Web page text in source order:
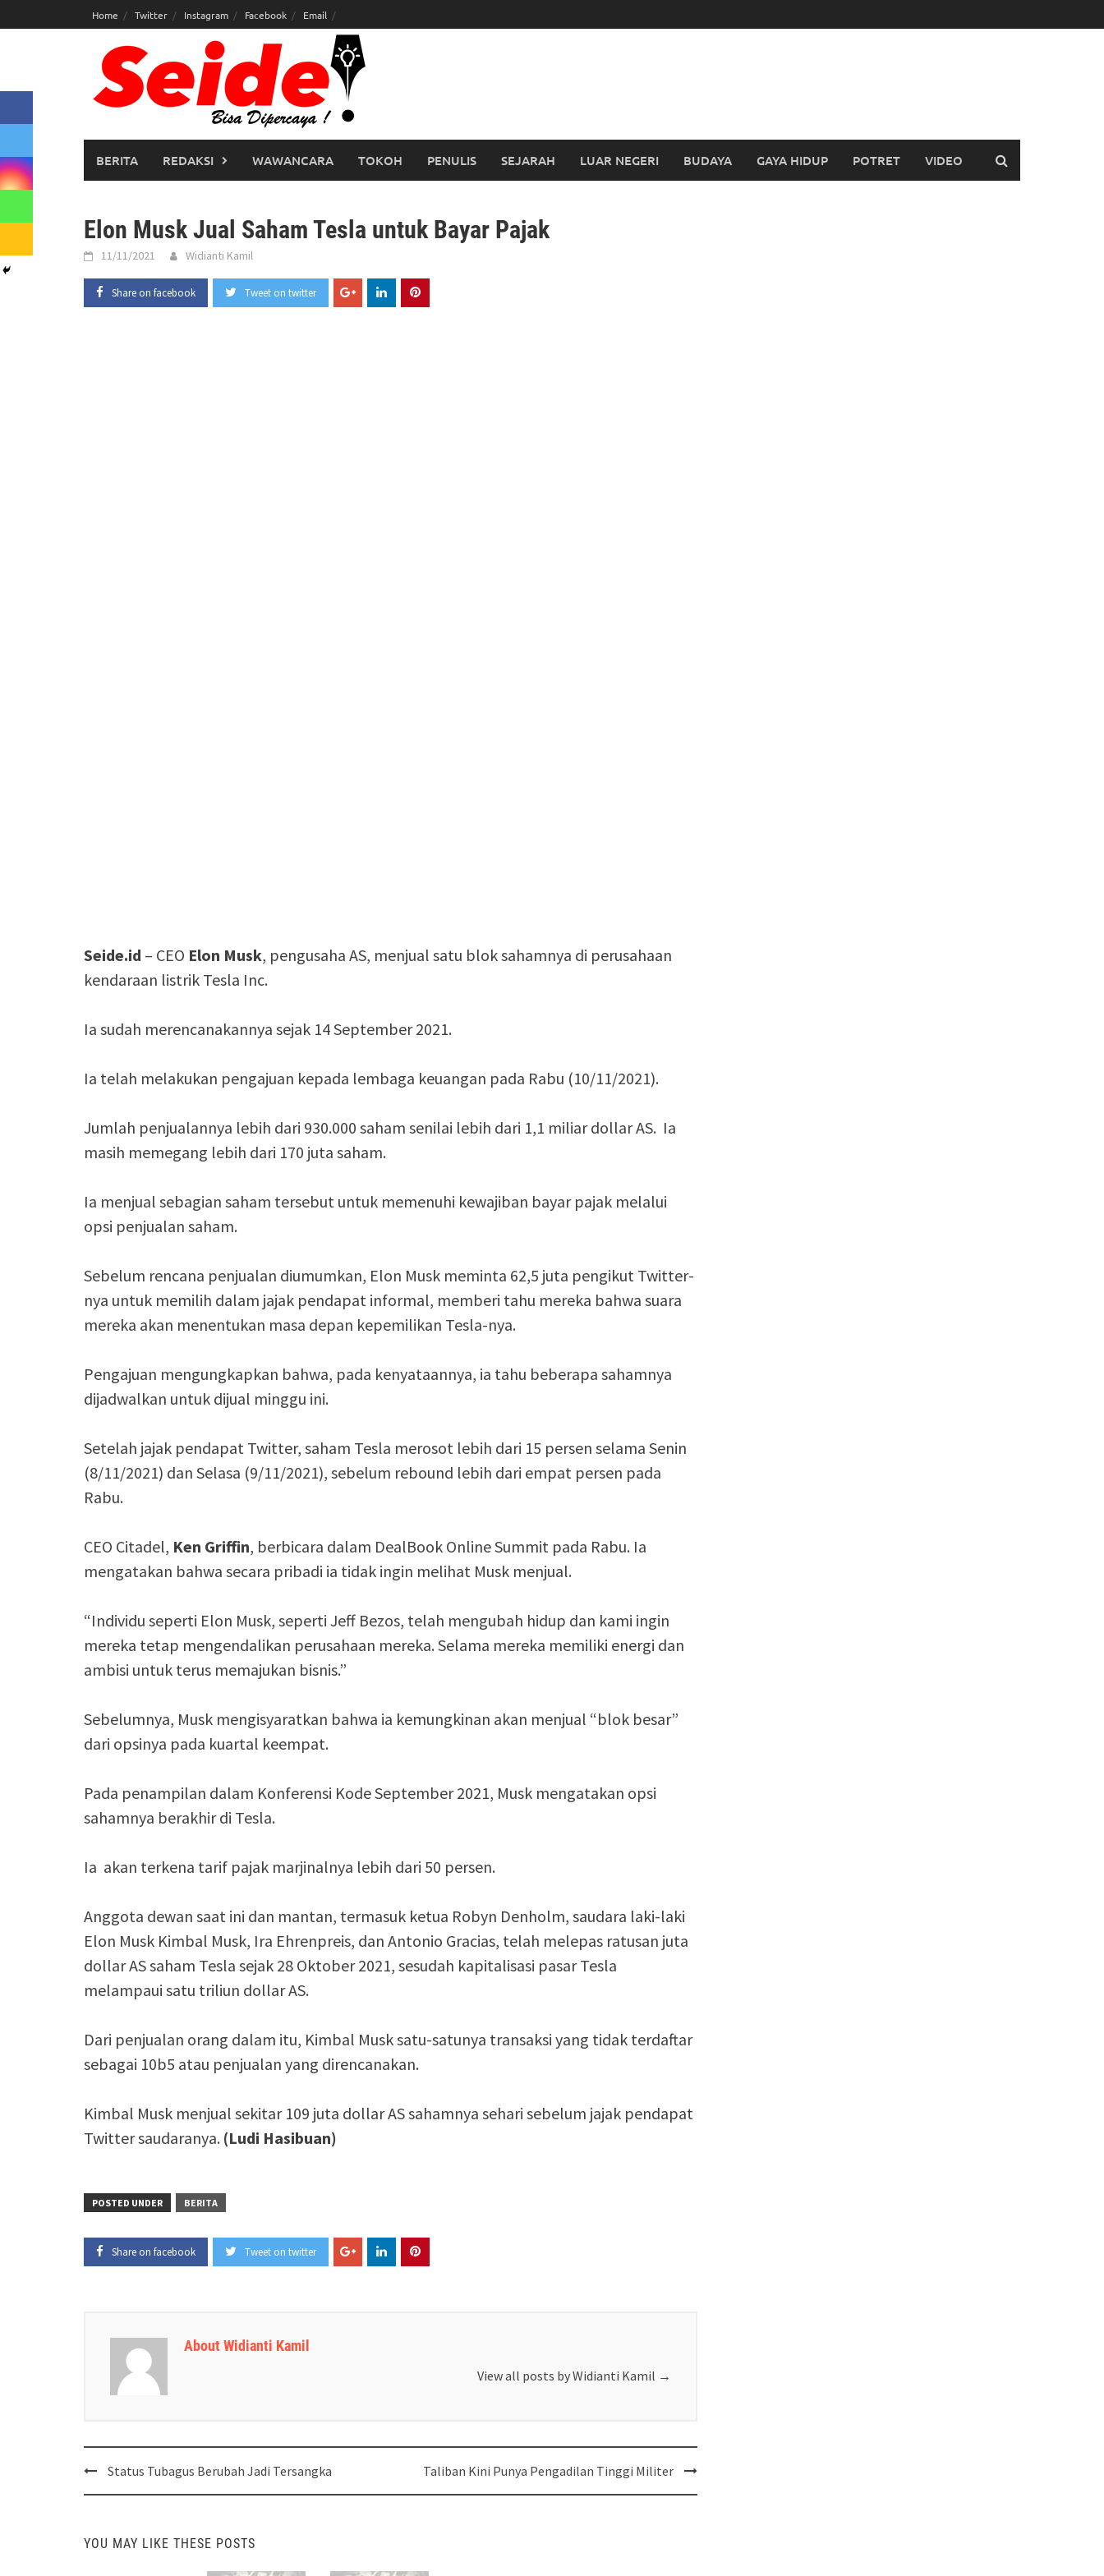
to
Home Twitter Instagram Facebook Email
BERITA REDAKSI WAWANCARA TOKOH PENULIS SEJARAH LUAR NEGERI BUDAYA GAYA HIDUP POTRET VIDEO
Elon Musk Jual Saham Tesla untuk Bayar Pajak
11/11/2021 Widianti Kamil
Share on facebook Tweet on twitter
Seide.id – CEO Elon Musk, pengusaha AS, menjual satu blok sahamnya di perusahaan
kendaraan listrik Tesla Inc.
Ia sudah merencanakannya sejak 14 September 2021.
Ia telah melakukan pengajuan kepada lembaga keuangan pada Rabu (10/11/2021).
Jumlah penjualannya lebih dari 930.000 saham senilai lebih dari 1,1 miliar dollar AS. Ia
masih memegang lebih dari 170 juta saham.
Ia menjual sebagian saham tersebut untuk memenuhi kewajiban bayar pajak melalui
opsi penjualan saham.
Sebelum rencana penjualan diumumkan, Elon Musk meminta 62,5 juta pengikut Twitter-
nya untuk memilih dalam jajak pendapat informal, memberi tahu mereka bahwa suara
mereka akan menentukan masa depan kepemilikan Tesla-nya.
Pengajuan mengungkapkan bahwa, pada kenyataannya, ia tahu beberapa sahamnya
dijadwalkan untuk dijual minggu ini.
Setelah jajak pendapat Twitter, saham Tesla merosot lebih dari 15 persen selama Senin
(8/11/2021) dan Selasa (9/11/2021), sebelum rebound lebih dari empat persen pada
Rabu.
CEO Citadel, Ken Griffin, berbicara dalam DealBook Online Summit pada Rabu. Ia
mengatakan bahwa secara pribadi ia tidak ingin melihat Musk menjual.
“Individu seperti Elon Musk, seperti Jeff Bezos, telah mengubah hidup dan kami ingin
mereka tetap mengendalikan perusahaan mereka. Selama mereka memiliki energi dan
ambisi untuk terus memajukan bisnis.”
Sebelumnya, Musk mengisyaratkan bahwa ia kemungkinan akan menjual “blok besar”
dari opsinya pada kuartal keempat.
Pada penampilan dalam Konferensi Kode September 2021, Musk mengatakan opsi
sahamnya berakhir di Tesla.
Ia akan terkena tarif pajak marjinalnya lebih dari 50 persen.
Anggota dewan saat ini dan mantan, termasuk ketua Robyn Denholm, saudara laki-laki
Elon Musk Kimbal Musk, Ira Ehrenpreis, dan Antonio Gracias, telah melepas ratusan juta
dollar AS saham Tesla sejak 28 Oktober 2021, sesudah kapitalisasi pasar Tesla
melampaui satu triliun dollar AS.
Dari penjualan orang dalam itu, Kimbal Musk satu-satunya transaksi yang tidak terdaftar
sebagai 10b5 atau penjualan yang direncanakan.
Kimbal Musk menjual sekitar 109 juta dollar AS sahamnya sehari sebelum jajak pendapat
Twitter saudaranya. (Ludi Hasibuan)
POSTED UNDER BERITA
Share on facebook Tweet on twitter
About Widianti Kamil
View all posts by Widianti Kamil →
PostStatus Tubagus Berubah Jadi Tersangka Taliban Kini Punya Pengadilan Tinggi Militer
YOU MAY LIKE THESE POSTS